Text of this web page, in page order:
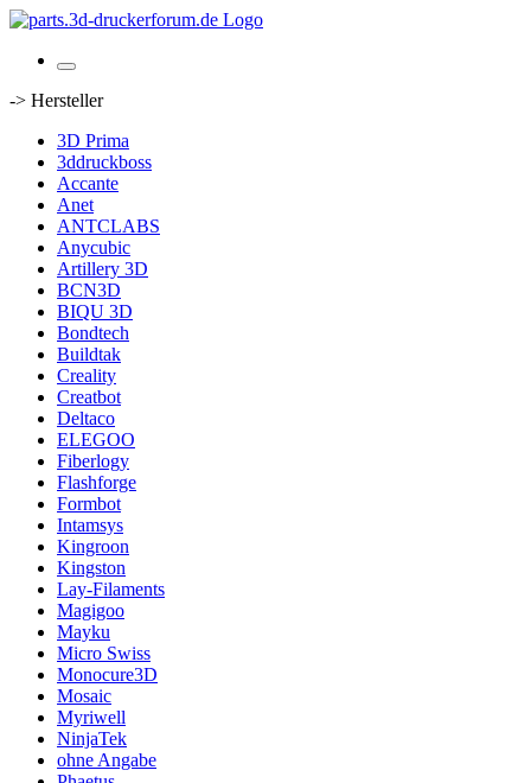
-> Hersteller
3D Prima
3ddruckboss
Accante
Anet
ANTCLABS
Anycubic
Artillery 3D
BCN3D
BIQU 3D
Bondtech
Buildtak
Creality
Creatbot
Deltaco
ELEGOO
Fiberlogy
Flashforge
Formbot
Intamsys
Kingroon
Kingston
Lay-Filaments
Magigoo
Mayku
Micro Swiss
Monocure3D
Mosaic
Myriwell
NinjaTek
ohne Angabe